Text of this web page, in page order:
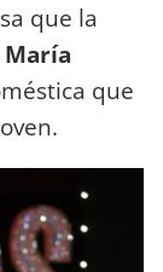
que la
María
que